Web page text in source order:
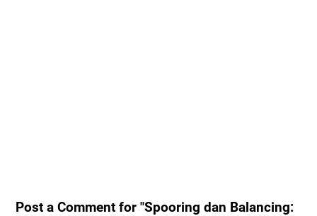
Post a Comment for "Spooring dan Balancing: